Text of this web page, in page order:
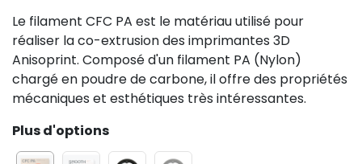
Le filament CFC PA est le matériau utilisé pour
réaliser la co-extrusion des imprimantes 3D
Anisoprint. Composé d'un filament PA (Nylon)
chargé en poudre de carbone, il offre des propriétés
mécaniques et esthétiques très intéressantes.
Plus d'options